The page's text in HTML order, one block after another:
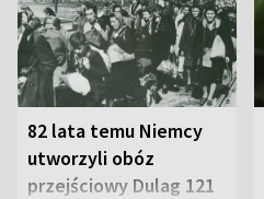
82 lata temu Niemcy
utworzyli obóz
przejściowy Dulag 121